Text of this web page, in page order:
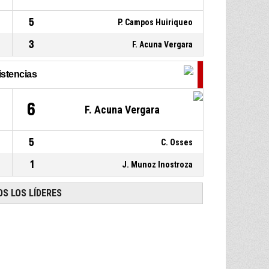
5 P. Campos Huiriqueo
3 F. Acuna Vergara
6 F. Acuna Vergara
5 C. Osses
1 J. Munoz Inostroza
LOS LÍDERES